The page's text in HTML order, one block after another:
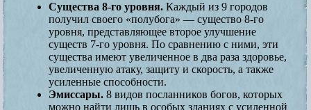
Существа 8-го уровня. Каждый из 9 городов
получил своего «полубога» — существо 8-го
уровня, представляющее второе улучшение
существ 7-го уровня. По сравнению с ними, эти
существа имеют увеличенное в два раза здоровье,
увеличенную атаку, защиту и скорость, а также
усиленные способности.
Эмиссары. 8 видов посланников богов, которых
можно найти лишь в особых зданиях с усиленной